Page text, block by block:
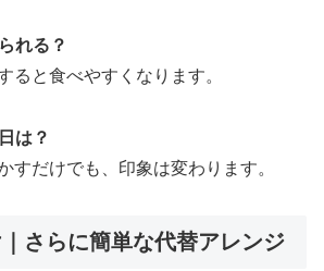
れる？
ると食べやすくなります。
は？
すだけでも、印象は変わります。
さらに簡単な代替アレンジ